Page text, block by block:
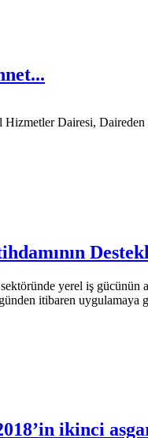
Hizmetler Dairesi,
yerel iş
itibaren
ikinci